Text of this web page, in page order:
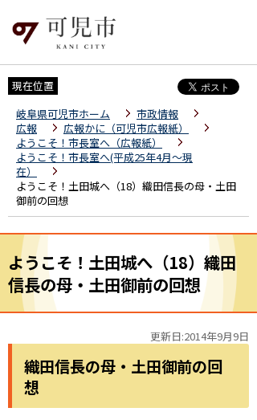
現在位置
岐阜県可児市ホーム
市政情報
広報
広報かに（可児市広報紙）
ようこそ！市長室へ（広報紙）
ようこそ！市長室へ(平成25年4月～現
在）
ようこそ！土田城へ（18）織田信長の母・土田
御前の回想
ようこそ！土田城へ（18）織田
信長の母・土田御前の回想
更新日:2014年9月9日
織田信長の母・土田御前の回
想